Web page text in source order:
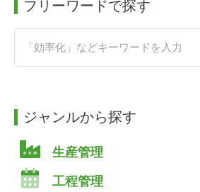
フリーワードで探す
ジャンルから探す
生産管理
工程管理